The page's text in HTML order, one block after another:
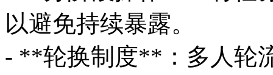
以避免持续暴露。
- **轮换制度**：多人轮